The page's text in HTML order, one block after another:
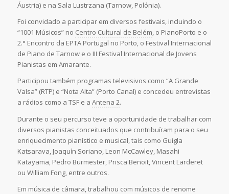
Áustria) e na Sala Lustrzana (Tarnow, Polónia).
Foi convidado a participar em diversos festivais, incluindo o
“1001 Músicos” no Centro Cultural de Belém, o PianoPorto e o
2.° Encontro da EPTA Portugal no Porto, o Festival Internacional
de Piano de Tarnow e o III Festival Internacional de Jovens
Pianistas em Amarante.
Participou também programas televisivos como “A Grande
Valsa” (RTP) e “Nota Alta” (Porto Canal) e concedeu entrevistas
a rádios como a TSF e a Antena 2.
Durante o seu percurso teve a oportunidade de trabalhar com
diversos pianistas conceituados que contribuíram para o seu
enriquecimento pianístico e musical, tais como Guigla
Katsarava, Joaquín Soriano, Leon McCawley, Masahi
Katayama, Pedro Burmester, Prisca Benoit, Vincent Larderet
ou William Fong, entre outros.
Em música de câmara, trabalhou com músicos de renome